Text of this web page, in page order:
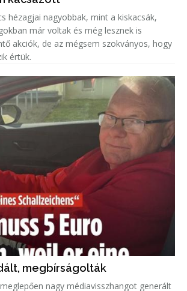
hézagjai nagyobbak, mint a kiskacsák,
már voltak és még lesznek is
akciók, de az mégsem szokványos, hogy
értük.
megbírságolták
nagy médiavisszhangot generált